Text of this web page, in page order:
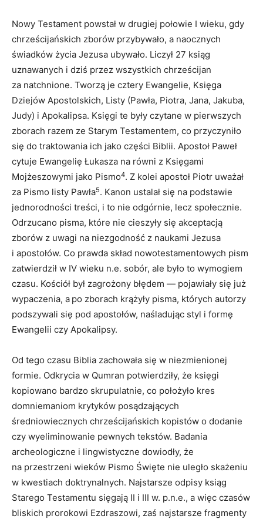
Nowy Testament powstał w drugiej połowie I wieku, gdy
chrześcijańskich zborów przybywało, a naocznych
świadków życia Jezusa ubywało. Liczył 27 ksiąg
uznawanych i dziś przez wszystkich chrześcijan
za natchnione. Tworzą je cztery Ewangelie, Księga
Dziejów Apostolskich, Listy (Pawła, Piotra, Jana, Jakuba,
Judy) i Apokalipsa. Księgi te były czytane w pierwszych
zborach razem ze Starym Testamentem, co przyczyniło
się do traktowania ich jako części Biblii. Apostoł Paweł
cytuje Ewangelię Łukasza na równi z Księgami
Mojżeszowymi jako Pismo4. Z kolei apostoł Piotr uważał
za Pismo listy Pawła5. Kanon ustalał się na podstawie
jednorodności treści, i to nie odgórnie, lecz społecznie.
Odrzucano pisma, które nie cieszyły się akceptacją
zborów z uwagi na niezgodność z naukami Jezusa
i apostołów. Co prawda skład nowotestamentowych pism
zatwierdził w IV wieku n.e. sobór, ale było to wymogiem
czasu. Kościół był zagrożony błędem — pojawiały się już
wypaczenia, a po zborach krążyły pisma, których autorzy
podszywali się pod apostołów, naśladując styl i formę
Ewangelii czy Apokalipsy.
Od tego czasu Biblia zachowała się w niezmienionej
formie. Odkrycia w Qumran potwierdziły, że księgi
kopiowano bardzo skrupulatnie, co położyło kres
domniemaniom krytyków posądzających
średniowiecznych chrześcijańskich kopistów o dodanie
czy wyeliminowanie pewnych tekstów. Badania
archeologiczne i lingwistyczne dowiodły, że
na przestrzeni wieków Pismo Święte nie uległo skażeniu
w kwestiach doktrynalnych. Najstarsze odpisy ksiąg
Starego Testamentu sięgają II i III w. p.n.e., a więc czasów
bliskich prorokowi Ezdraszowi, zaś najstarsze fragmenty